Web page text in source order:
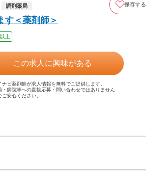
調剤薬局 保存する
す＜薬剤師＞
上
この求人に興味がある
ナビ薬剤師が求人情報を無料でご提供します。
・病院等への直接応募・問い合わせではありません
ご安心ください。